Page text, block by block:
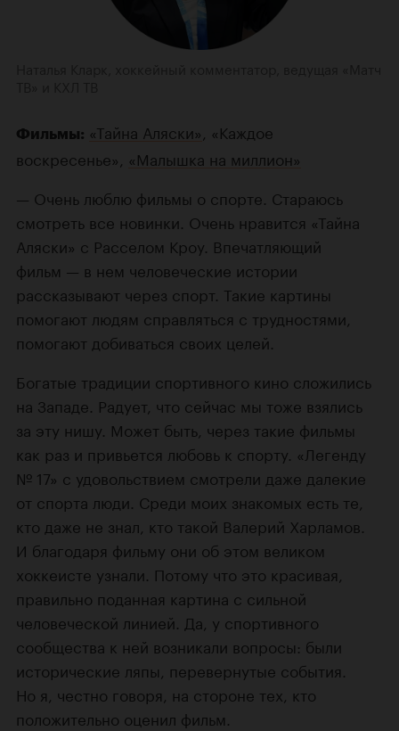
Фильмы: «Тайна Аляски», «Каждое
воскресенье», «Малышка на миллион»
— Очень люблю фильмы о спорте. Стараюсь
смотреть все новинки. Очень нравится «Тайна
Аляски» с Расселом Кроу. Впечатляющий
фильм — в нем человеческие истории
рассказывают через спорт. Такие картины
помогают людям справляться с трудностями,
помогают добиваться своих целей.
Богатые традиции спортивного кино сложились
на Западе. Радует, что сейчас мы тоже взялись
за эту нишу. Может быть, через такие фильмы
как раз и привьется любовь к спорту. «Легенду
№ 17» с удовольствием смотрели даже далекие
от спорта люди. Среди моих знакомых есть те,
кто даже не знал, кто такой Валерий Харламов.
И благодаря фильму они об этом великом
хоккеисте узнали. Потому что это красивая,
правильно поданная картина с сильной
человеческой линией. Да, у спортивного
сообщества к ней возникали вопросы: были
исторические ляпы, перевернутые события.
Но я, честно говоря, на стороне тех, кто
положительно оценил фильм.